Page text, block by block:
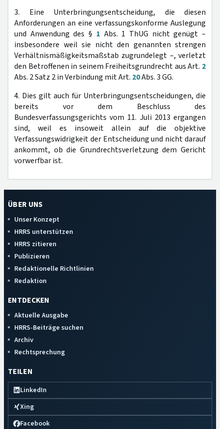
3. Eine Unterbringungsentscheidung, die diesen
Anforderungen an eine verfassungskonforme Auslegung
und Anwendung des § 1 Abs. 1 ThUG nicht genügt –
insbesondere weil sie nicht den genannten strengen
Verhältnismäßigkeitsmaßstab zugrundelegt –, verletzt
den Betroffenen in seinem Freiheitsgrundrecht aus Art. 2
Abs. 2 Satz 2 in Verbindung mit Art. 20Abs. 3 GG.
4. Dies gilt auch für Unterbringungsentscheidungen, die
bereits vor dem Beschluss des
Bundesverfassungsgerichts vom 11. Juli 2013 ergangen
sind, weil es insoweit allein auf die objektive
Verfassungswidrigkeit der Entscheidung und nicht darauf
ankommt, ob die Grundrechtsverletzung dem Gericht
vorwerfbar ist.
ÜBER UNS
Unser Konzept
HRRS unterstützen
HRRS zitieren
Publizieren
Redaktionelle Richtlinien
Redaktion
ENTDECKEN
Aktuelle Ausgabe
HRRS-Beiträge suchen
Archiv
Rechtsprechung
TEILEN
LinkedIn
Xing
Facebook